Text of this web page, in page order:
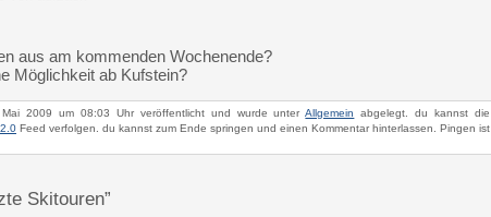
aus am kommenden Wochenende?
Möglichkeit ab Kufstein?
2009 um 08:03 Uhr veröffentlicht und wurde unterAllgemein
abgelegt. du kannst die
Feed verfolgen. du kannst zum Ende springen und einen Kommentar hinterlassen. Pingen ist
Skitouren”